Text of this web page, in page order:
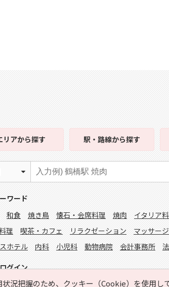
況把握のため、クッキー（Cookie）を使用し
リアから探す 駅・路線から探す
ワード
和食 焼き鳥 懐石・会席料理 焼肉 イタリア
理
喫茶・カフェ リラクゼーション マッサージ
ホテル
内科 小児科 動物病院 会計事務所
グイン